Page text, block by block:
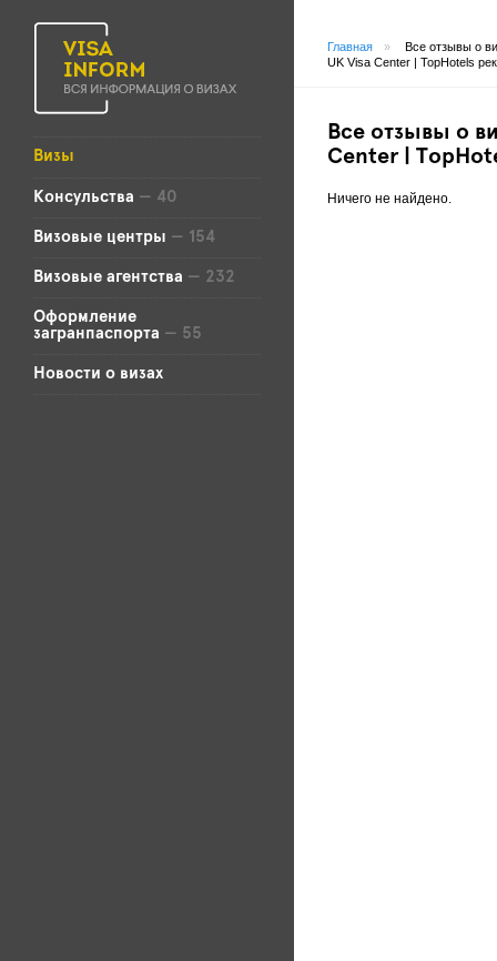
Визы
Консульства — 40
Визовые центры — 154
Визовые агентства — 232
Оформление
загранпаспорта — 55
Новости о визах
Главная »
Все отзывы о
UK Visa Center | TopHotels
Все отзывы о
Center |
Ничего не найдено.